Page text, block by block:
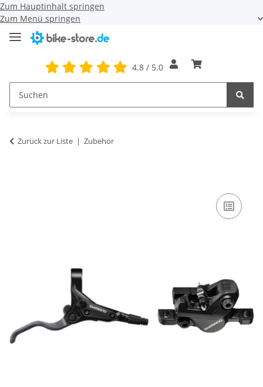
Zum Hauptinhalt springen
Zum Menü springen
4.8 / 5.0
Zurück zur Liste Zubehör